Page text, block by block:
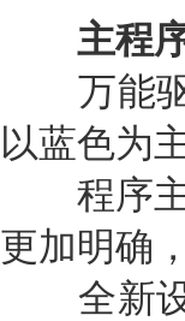
主程
万能驱
以蓝色为
程序主
更加明确
全新设